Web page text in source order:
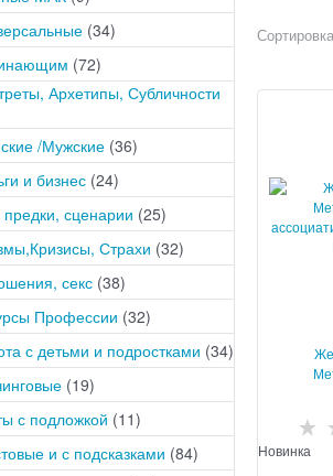
(34)
(72)
Архетипы, Субличности
/Мужские (36)
и бизнес (24)
сценарии (25)
Страхи (32)
секс (38)
Профессии (32)
с детьми и подростками (34)
(19)
с подложкой (11)
и с подсказками (84)
Новинка